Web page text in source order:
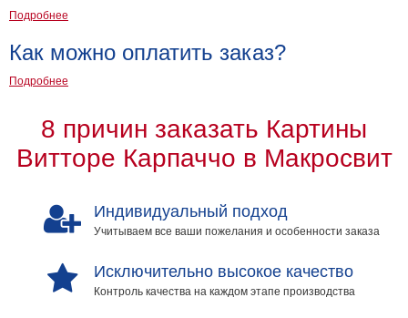
Йорк
Посмотреть
Услуги
мастерская
Подробнее
Как можно оплатить заказ?
Подробнее
8 причин заказать Картины
Витторе Карпаччо в Макросвит
Индивидуальный подход
Учитываем все ваши пожелания и особенности заказа
Исключительно высокое качество
Контроль качества на каждом этапе производства